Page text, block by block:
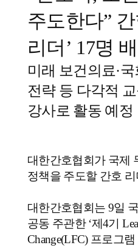
주도한다”
리더 ’ 17명
미래 보건의료·국
전략 등 다각적
강사로 활동 예정
대한간호협회가 국제
정책을 주도할 간호 리
대한간호협회는 9일
공동 주관한‘제4기
Change(LFC) 프로그램